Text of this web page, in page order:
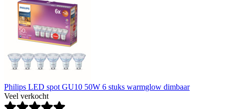
Philips LED spot GU10 50W 6 stuks warmglow dimbaar
Veel verkocht